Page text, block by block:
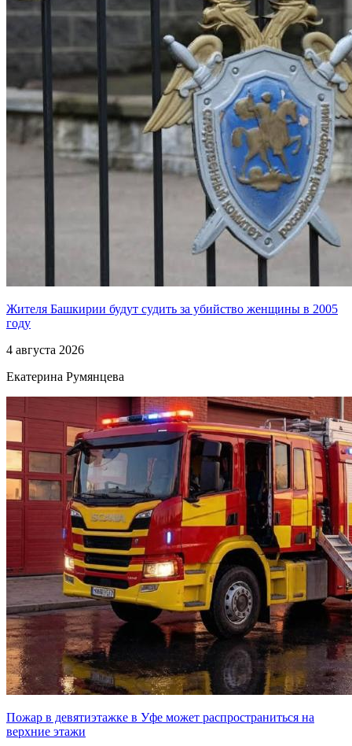
Жителя Башкирии будут судить за убийство женщины в 2005
году
4 августа 2026
Екатерина Румянцева
Пожар в девятиэтажке в Уфе может распространиться на
верхние этажи